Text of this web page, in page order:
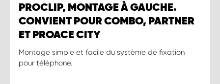
PROCLIP, MONTAGE À GAUCHE.
CONVIENT POUR COMBO, PARTNER
ET PROACE CITY
Montage simple et facile du système de fixation
pour téléphone.